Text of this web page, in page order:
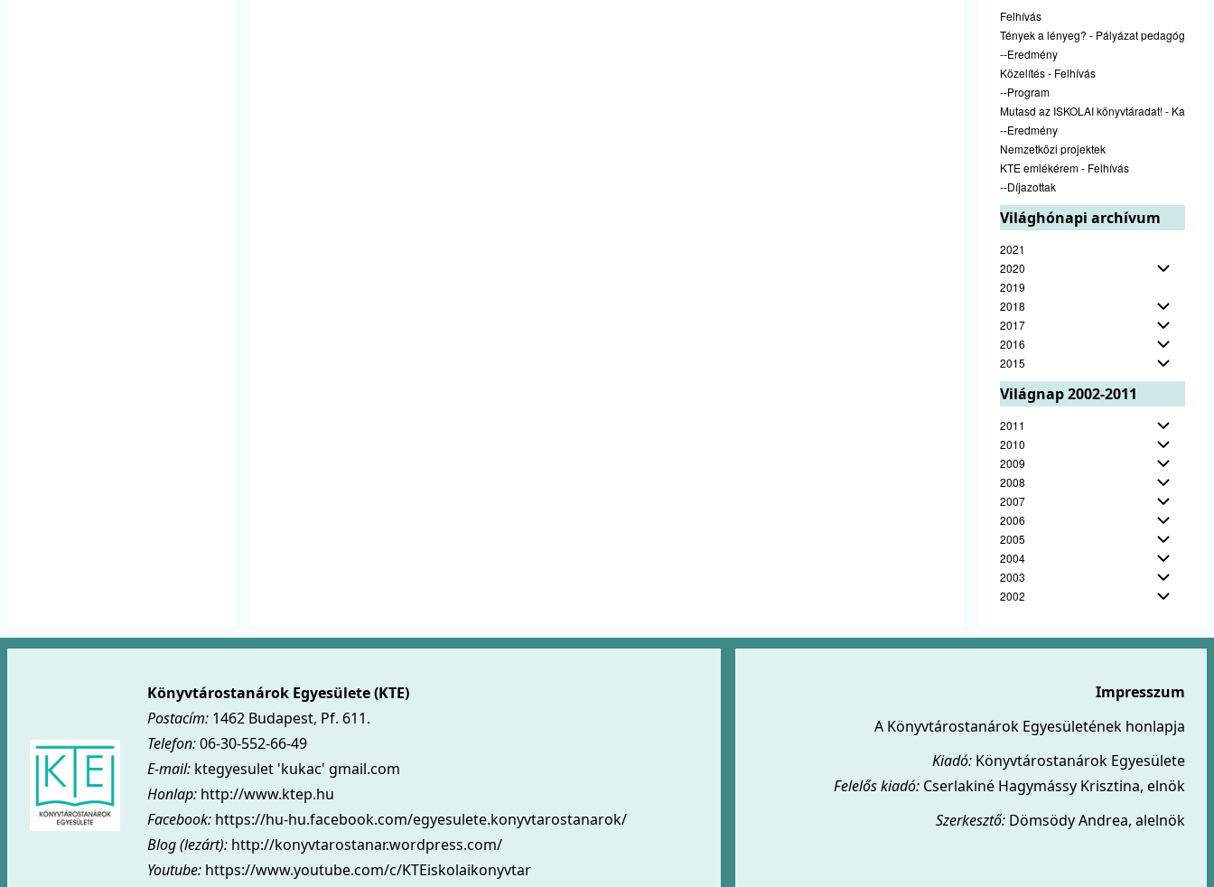
Felhívás
Tények a lényeg? - Pályázat
--Eredmény
Közelítés - Felhívás
--Program
Mutasd az ISKOLAI könyvtáradat! -
--Eredmény
Nemzetközi projektek
KTE emlékérem - Felhívás
--Díjazottak
Világhónapi archívum
2021
2020
2019
2018
2017
2016
2015
Világnap 2002-2011
2011
2010
2009
2008
2007
2006
2005
2004
2003
2002
Könyvtárostanárok Egyesülete (KTE)
Postacím: 1462 Budapest, Pf. 611.
Telefon:06-30-552-66-49
E-mail: ktegyesulet 'kukac' gmail.com
Honlap: http://www.ktep.hu
Facebook: https://hu-hu.facebook.com/egyesulete.konyvtarostanarok/
Blog (lezárt): http://konyvtarostanar.wordpress.com/
Youtube: https://www.youtube.com/c/KTEiskolaikonyvtar
Impresszum
A Könyvtárostanárok Egyesületének honlapja
Kiadó: Könyvtárostanárok Egyesülete
Felelős kiadó: Cserlakiné Hagymássy Krisztina, elnök
Szerkesztő: Dömsödy Andrea, alelnök